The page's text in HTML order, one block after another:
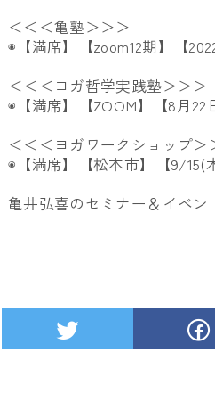
＜＜＜亀塾＞＞＞
◉【満席】【zoom12期】【
＜＜＜ヨガ哲学実践塾＞＞＞
◉【満席】【ZOOM】【8月22
＜＜＜ヨガワークショップ＞
◉【満席】【松本市】【9/15(
亀井弘喜のセミナー＆イベン